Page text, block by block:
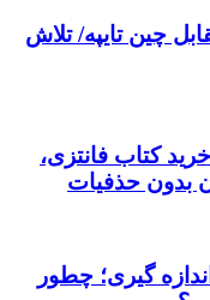
بخریم؟ راهنمای
درآمد و سود با